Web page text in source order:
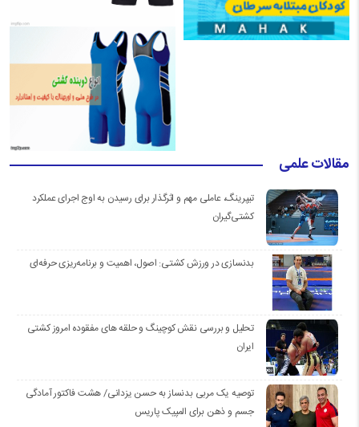
مقالات علمی
تیپرینگ، عاملی مهم و اثرگذار برای رسیدن به اوج اجرای عملکرد
کشتی‌گیران
بدنسازی در ورزش کشتی: اصول، اهمیت و برنامه‌ریزی حرفه‌ای
تحلیل و بررسی نقش کوچینگ و حلقه های مفقوده امروز کشتی
ایران
توصیه یک مربی بدنساز به حسن یزدانی/ هشت فاکتور آمادگی
جسم و ذهن برای المپیک پاریس